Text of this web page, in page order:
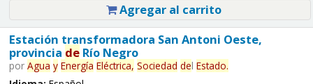
Agregar al carrito
Estación transformadora San Antoni Oeste,
provincia deRío Negro
por Agua y Energía Eléctrica, Sociedad del Estado.